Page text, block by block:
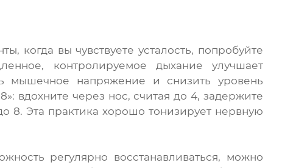
когда вы чувствуете усталость, попробуйте
контролируемое дыхание улучшает
мышечное напряжение и снизить уровень
вдохните через нос, считая до 4, задержите
8. Эта практика хорошо тонизирует нервную
регулярно восстанавливаться, можно